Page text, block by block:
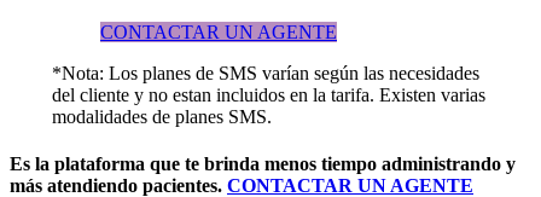
CONTACTAR UN AGENTE
*Nota: Los planes de SMS varían según las necesidades
del cliente y no estan incluidos en la tarifa. Existen varias
modalidades de planes SMS.
Es la plataforma que te brinda menos tiempo administrando y
más atendiendo pacientes. CONTACTAR UN AGENTE